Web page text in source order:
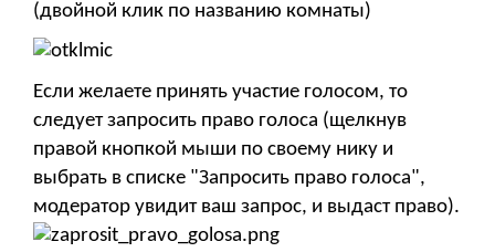
(двойной клик по названию комнаты)
Если желаете принять участие голосом, то
следует запросить право голоса (щелкнув
правой кнопкой мыши по своему нику и
выбрать в списке "Запросить право голоса",
модератор увидит ваш запрос, и выдаст право).